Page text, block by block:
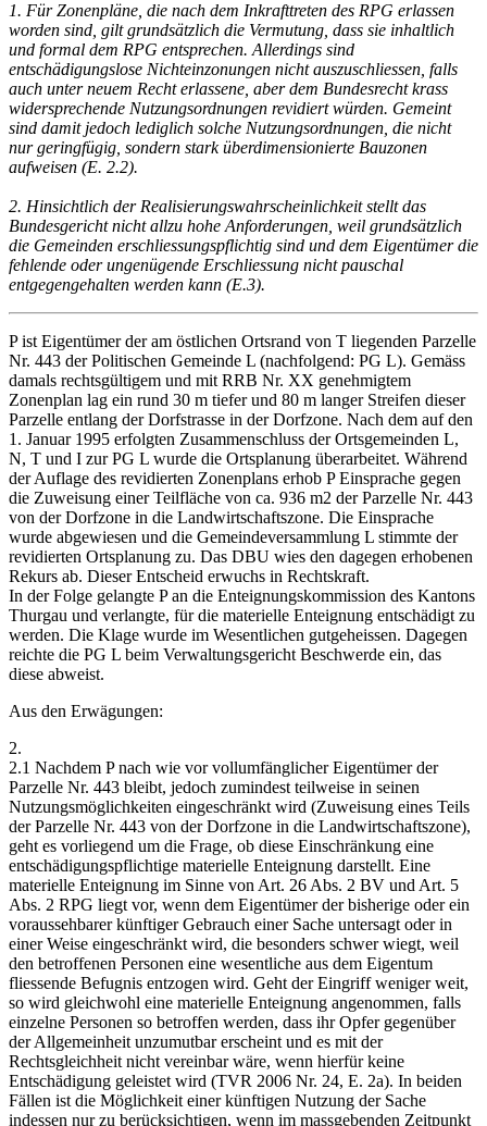
1. Für Zonenpläne, die nach dem Inkrafttreten des RPG erlassen
worden sind, gilt grundsätzlich die Vermutung, dass sie inhaltlich
und formal dem RPG entsprechen. Allerdings sind
entschädigungslose Nichteinzonungen nicht auszuschliessen, falls
auch unter neuem Recht erlassene, aber dem Bundesrecht krass
widersprechende Nutzungsordnungen revidiert würden. Gemeint
sind damit jedoch lediglich solche Nutzungsordnungen, die nicht
nur geringfügig, sondern stark überdimensionierte Bauzonen
aufweisen (E. 2.2).
2. Hinsichtlich der Realisierungswahrscheinlichkeit stellt das
Bundesgericht nicht allzu hohe Anforderungen, weil grundsätzlich
die Gemeinden erschliessungspflichtig sind und dem Eigentümer die
fehlende oder ungenügende Erschliessung nicht pauschal
entgegengehalten werden kann (E.3).
P ist Eigentümer der am östlichen Ortsrand von T liegenden Parzelle
Nr. 443 der Politischen Gemeinde L (nachfolgend: PG L). Gemäss
damals rechtsgültigem und mit RRB Nr. XX genehmigtem
Zonenplan lag ein rund 30 m tiefer und 80 m langer Streifen dieser
Parzelle entlang der Dorfstrasse in der Dorfzone. Nach dem auf den
1. Januar 1995 erfolgten Zusammenschluss der Ortsgemeinden L,
N, T und I zur PG L wurde die Ortsplanung überarbeitet. Während
der Auflage des revidierten Zonenplans erhob P Einsprache gegen
die Zuweisung einer Teilfläche von ca. 936 m2 der Parzelle Nr. 443
von der Dorfzone in die Landwirtschaftszone. Die Einsprache
wurde abgewiesen und die Gemeindeversammlung L stimmte der
revidierten Ortsplanung zu. Das DBU wies den dagegen erhobenen
Rekurs ab. Dieser Entscheid erwuchs in Rechtskraft.
In der Folge gelangte P an die Enteignungskommission des Kantons
Thurgau und verlangte, für die materielle Enteignung entschädigt zu
werden. Die Klage wurde im Wesentlichen gutgeheissen. Dagegen
reichte die PG L beim Verwaltungsgericht Beschwerde ein, das
diese abweist.
Aus den Erwägungen:
2.
2.1 Nachdem P nach wie vor vollumfänglicher Eigentümer der
Parzelle Nr. 443 bleibt, jedoch zumindest teilweise in seinen
Nutzungsmöglichkeiten eingeschränkt wird (Zuweisung eines Teils
der Parzelle Nr. 443 von der Dorfzone in die Landwirtschaftszone),
geht es vorliegend um die Frage, ob diese Einschränkung eine
entschädigungspflichtige materielle Enteignung darstellt. Eine
materielle Enteignung im Sinne von Art. 26 Abs. 2 BV und Art. 5
Abs. 2 RPG liegt vor, wenn dem Eigentümer der bisherige oder ein
voraussehbarer künftiger Gebrauch einer Sache untersagt oder in
einer Weise eingeschränkt wird, die besonders schwer wiegt, weil
den betroffenen Personen eine wesentliche aus dem Eigentum
fliessende Befugnis entzogen wird. Geht der Eingriff weniger weit,
so wird gleichwohl eine materielle Enteignung angenommen, falls
einzelne Personen so betroffen werden, dass ihr Opfer gegenüber
der Allgemeinheit unzumutbar erscheint und es mit der
Rechtsgleichheit nicht vereinbar wäre, wenn hierfür keine
Entschädigung geleistet wird (TVR 2006 Nr. 24, E. 2a). In beiden
Fällen ist die Möglichkeit einer künftigen Nutzung der Sache
indessen nur zu berücksichtigen, wenn im massgebenden Zeitpunkt